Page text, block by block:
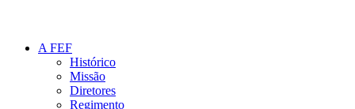
A FEF
Histórico
Missão
Diretores
Regimento